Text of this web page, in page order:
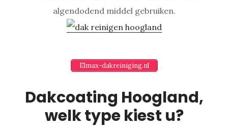
algendodend middel gebruiken.
Elmax-dakreiniging.nl
Dakcoating Hoogland,
welk type kiest u?